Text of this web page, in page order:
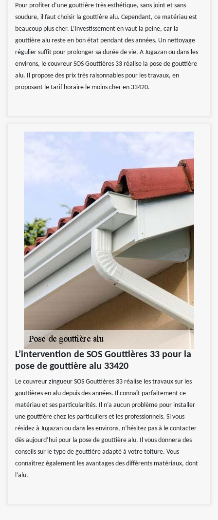
Pour profiter d’une gouttière très esthétique, sans joint et sans
soudure, il faut choisir la gouttière alu. Cependant, ce matériau est
beaucoup plus cher. L’investissement en vaut la peine, car la
gouttière alu reste en bon état pendant des années. Un nettoyage
régulier suffit pour prolonger sa durée de vie. A Jugazan ou dans les
environs, le couvreur SOS Gouttières 33 réalise la pose de gouttière
alu. Il propose des prix très raisonnables pour les travaux, en
proposant le tarif horaire le moins cher en 33420.
L’intervention de SOS Gouttières 33 pour la
pose de gouttière alu 33420
Le couvreur zingueur SOS Gouttières 33 réalise les travaux sur les
gouttières en alu depuis des années. Il connaît parfaitement ce
matériau et ses particularités. Il n’a aucun problème pour installer
une gouttière chez les particuliers et les professionnels. Si vous
résidez à Jugazan ou dans les environs, n’hésitez pas à le contacter
dès aujourd’hui pour la pose de gouttière alu. Il vous donnera des
conseils sur le type de gouttière adapté à votre toiture. Vous
connaîtrez également les avantages des différents matériaux, dont
l’alu.